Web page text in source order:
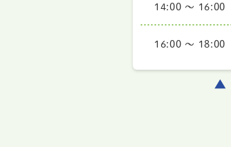
14:00 ～ 16:00
16:00 ～ 18:00